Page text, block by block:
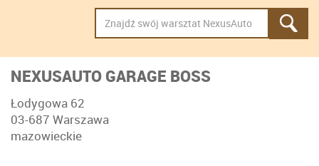
NEXUSAUTO GARAGE BOSS
Łodygowa 62
03-687 Warszawa
mazowieckie